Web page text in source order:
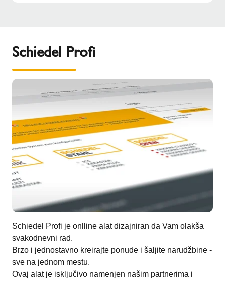
Schiedel Profi
Schiedel Profi je onlline alat dizajniran da Vam olakša
svakodnevni rad.
Brzo i jednostavno kreirajte ponude i šaljite narudžbine -
sve na jednom mestu.
Ovaj alat je isključivo namenjen našim partnerima i